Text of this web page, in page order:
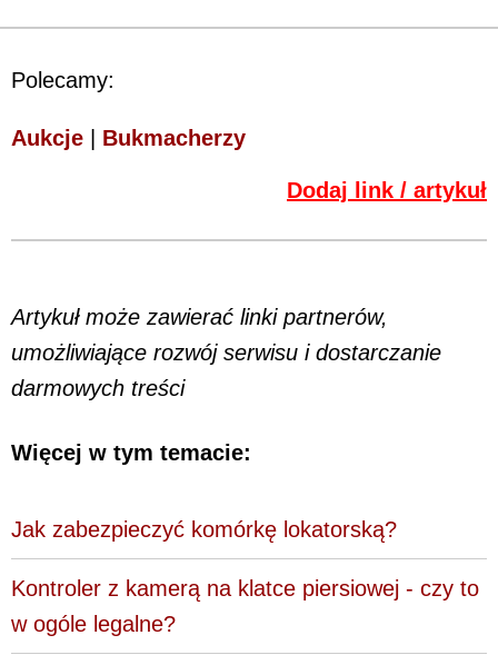
Polecamy:
Aukcje | Bukmacherzy
Dodaj link / artykuł
Artykuł może zawierać linki partnerów,
umożliwiające rozwój serwisu i dostarczanie
darmowych treści
Więcej w tym temacie:
Jak zabezpieczyć komórkę lokatorską?
Kontroler z kamerą na klatce piersiowej - czy to
w ogóle legalne?